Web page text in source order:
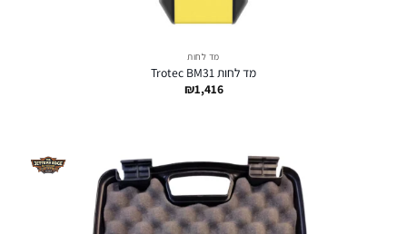
מד לחות
מד לחות Trotec BM31
₪1,416